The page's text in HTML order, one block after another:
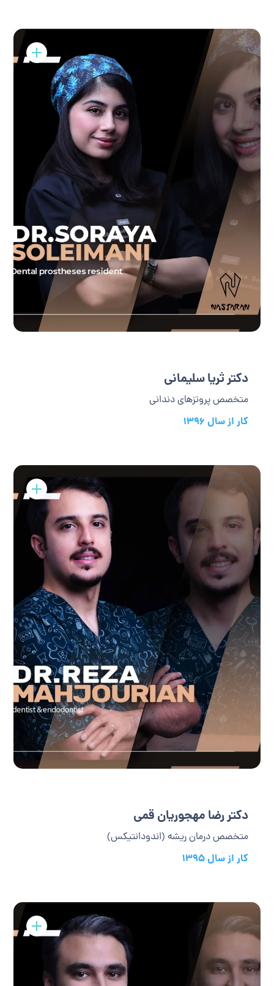
دکتر ثریا سلیمانی
متخصص پروتزهای دندانی
کار از سال 1396
دکتر رضا مهجوریان قمی
متخصص درمان ریشه (اندودانتیکس)
کار از سال 1395